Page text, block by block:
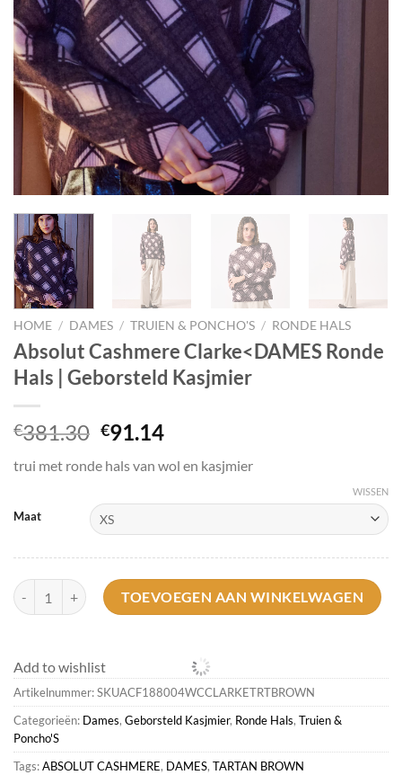
HOME / DAMES / TRUIEN & PONCHO'S / RONDE HALS
Absolut Cashmere Clarke<DAMES Ronde
Hals | Geborsteld Kasjmier
€381.30 Oorspronkelijke
was:
€91.14Huidige
is:
trui met ronde hals van wol en kasjmier
Maat
WISSEN
Absolut Cashmere Clarke<DAMES Ronde Hals | Geborsteld Kasjmier
TOEVOEGEN AAN WINKELWAGEN
Add to wishlist
Artikelnummer:SKUACF188004WCCLARKETRTBROWN
Categorieën: Dames, Geborsteld Kasjmier, Ronde Hals, Truien &
Poncho'S
Tags:ABSOLUT CASHMERE, DAMES, TARTAN BROWN